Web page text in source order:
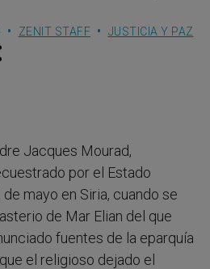
ZENIT STAFF JUSTICIA Y PAZ
Jacques Mourad,
por el Estado
mayo en Siria, cuando se
de Mar Elian del que
fuentes de la eparquía
el religioso dejado el